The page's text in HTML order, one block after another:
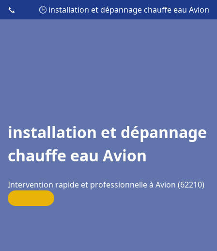
📞 🕒 installation et dépannage chauffe eau Avion
installation et dépannage
chauffe eau Avion
Intervention rapide et professionnelle à Avion (62210)